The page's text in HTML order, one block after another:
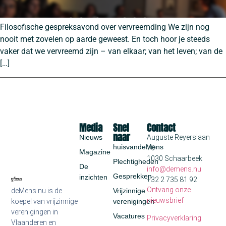
Filosofische gespreksavond over vervreemding We zijn nog
nooit met zovelen op aarde geweest. En toch hoor je steeds
vaker dat we vervreemd zijn – van elkaar; van het leven; van de
[…]
deMens.nu is de
koepel van vrijzinnige
verenigingen in
Vlaanderen en
Snel
naar
huisvandeMens
Plechtigheden
Gesprekken
Vrijzinnige
verenigingen
Vacatures
Media
Nieuws
Magazine
De
inzichten
Contact
Auguste Reyerslaan
70
1030 Schaarbeek
info@demens.nu
+32 2 735 81 92
Ontvang onze
nieuwsbrief
Privacyverklaring